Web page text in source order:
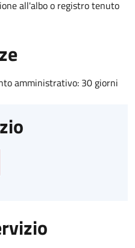
all'albo o registro tenuto
amministrativo: 30 giorni